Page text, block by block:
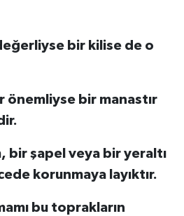
bir kilise de o
önemliyse bir manastır
bir şapel veya bir yeraltı
korunmaya layıktır.
bu toprakların